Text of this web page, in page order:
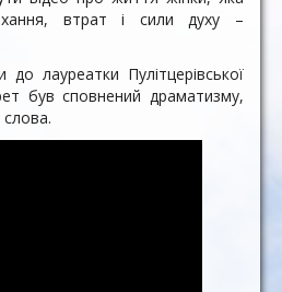
втрат і сили духу –
лауреатки Пулітцерівської
був сповнений драматизму,
слова.